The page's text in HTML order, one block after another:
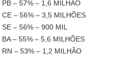
PB – 57% – 1,6 MILHÃO
CE – 56% – 3,5 MILHÕES
SE – 56% – 900 MIL
BA – 55% – 5,6 MILHÕES
RN – 53% – 1,2 MILHÃO